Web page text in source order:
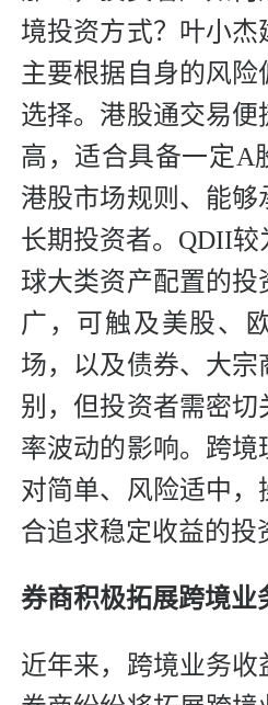
境投资方式？叶小杰
主要根据自身的风
选择。港股通交易便
高，适合具备一定A
港股市场规则、能够
长期投资者。QDII
球大类资产配置的投
广，可触及美股、
场，以及债券、大宗
别，但投资者需密切
率波动的影响。跨境
对简单、风险适中，
合追求稳定收益的投
券商积极拓展跨境业
近年来，跨境业务收